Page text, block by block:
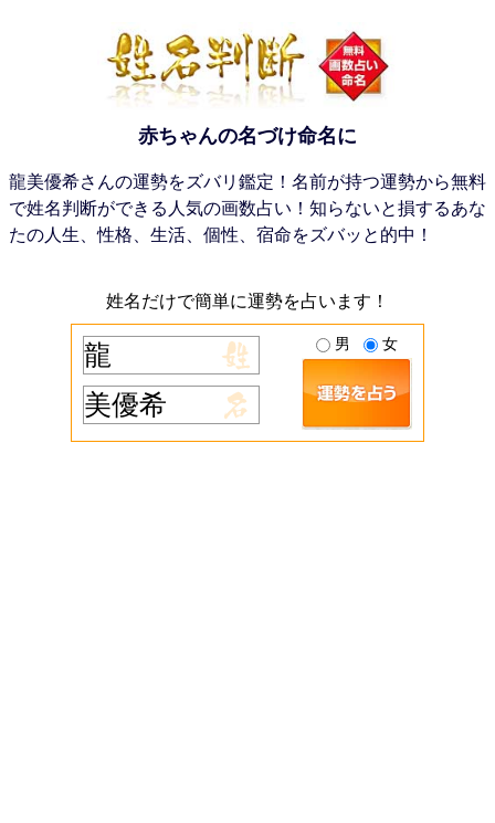
赤ちゃんの名づけ命名に
龍美優希さんの運勢をズバリ鑑定！名前が持つ運勢から無料
で姓名判断ができる人気の画数占い！知らないと損するあな
たの人生、性格、生活、個性、宿命をズバッと的中！
姓名だけで簡単に運勢を占います！
男 女